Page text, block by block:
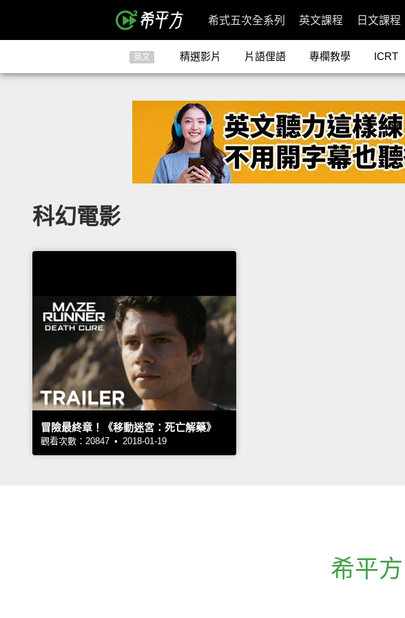
希式五次全系列 英文課程 日文課程
英文 精選影片 片語俚語 專欄教學 ICRT
科幻電影
冒險最終章！《移動迷宮：死亡解藥》
觀看次數：20847 • 2018-01-19
希平方